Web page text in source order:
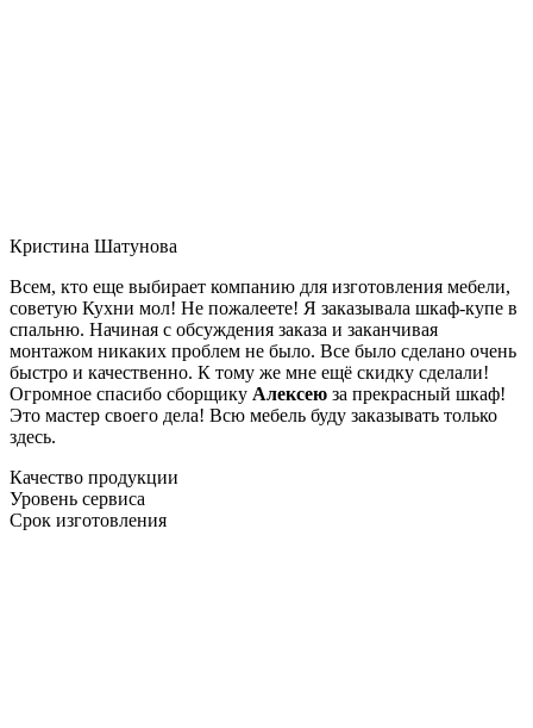
Кристина Шатунова
Всем, кто еще выбирает компанию для изготовления мебели,
советую Кухни мол! Не пожалеете! Я заказывала шкаф-купе в
спальню. Начиная с обсуждения заказа и заканчивая
монтажом никаких проблем не было. Все было сделано очень
быстро и качественно. К тому же мне ещё скидку сделали!
Огромное спасибо сборщику Алексею за прекрасный шкаф!
Это мастер своего дела! Всю мебель буду заказывать только
здесь.
Качество продукции
Уровень сервиса
Срок изготовления